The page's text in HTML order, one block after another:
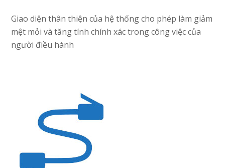
Giao diện thân thiện của hệ thống cho phép làm giảm
mệt mỏi và tăng tính chính xác trong công việc của
người điều hành